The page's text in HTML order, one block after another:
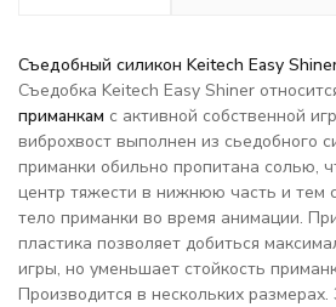
Съедобный силикон Keitech Easy
Съедобка Keitech Easy Shiner
приманкам с активной собственной
виброхвост выполнен из сьедобного
приманки обильно пропитана солью,
центр тяжести в нижнюю часть и тем
тело приманки во время анимации.
пластика позволяет добиться
игры, но уменьшает стойкость
Производится в нескольких